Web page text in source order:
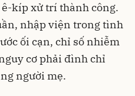
kíp xử trí thành công.
nhập viện trong tình
ối cạn, chỉ số nhiễm
cơ phải đình chỉ
người mẹ.